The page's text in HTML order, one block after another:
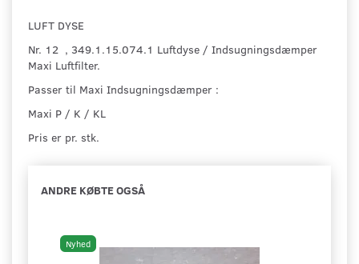
LUFT DYSE
Nr. 12 , 349.1.15.074.1 Luftdyse / Indsugningsdæmper
Maxi Luftfilter.
Passer til Maxi Indsugningsdæmper :
Maxi P / K / KL
Pris er pr. stk.
ANDRE KØBTE OGSÅ
Nyhed